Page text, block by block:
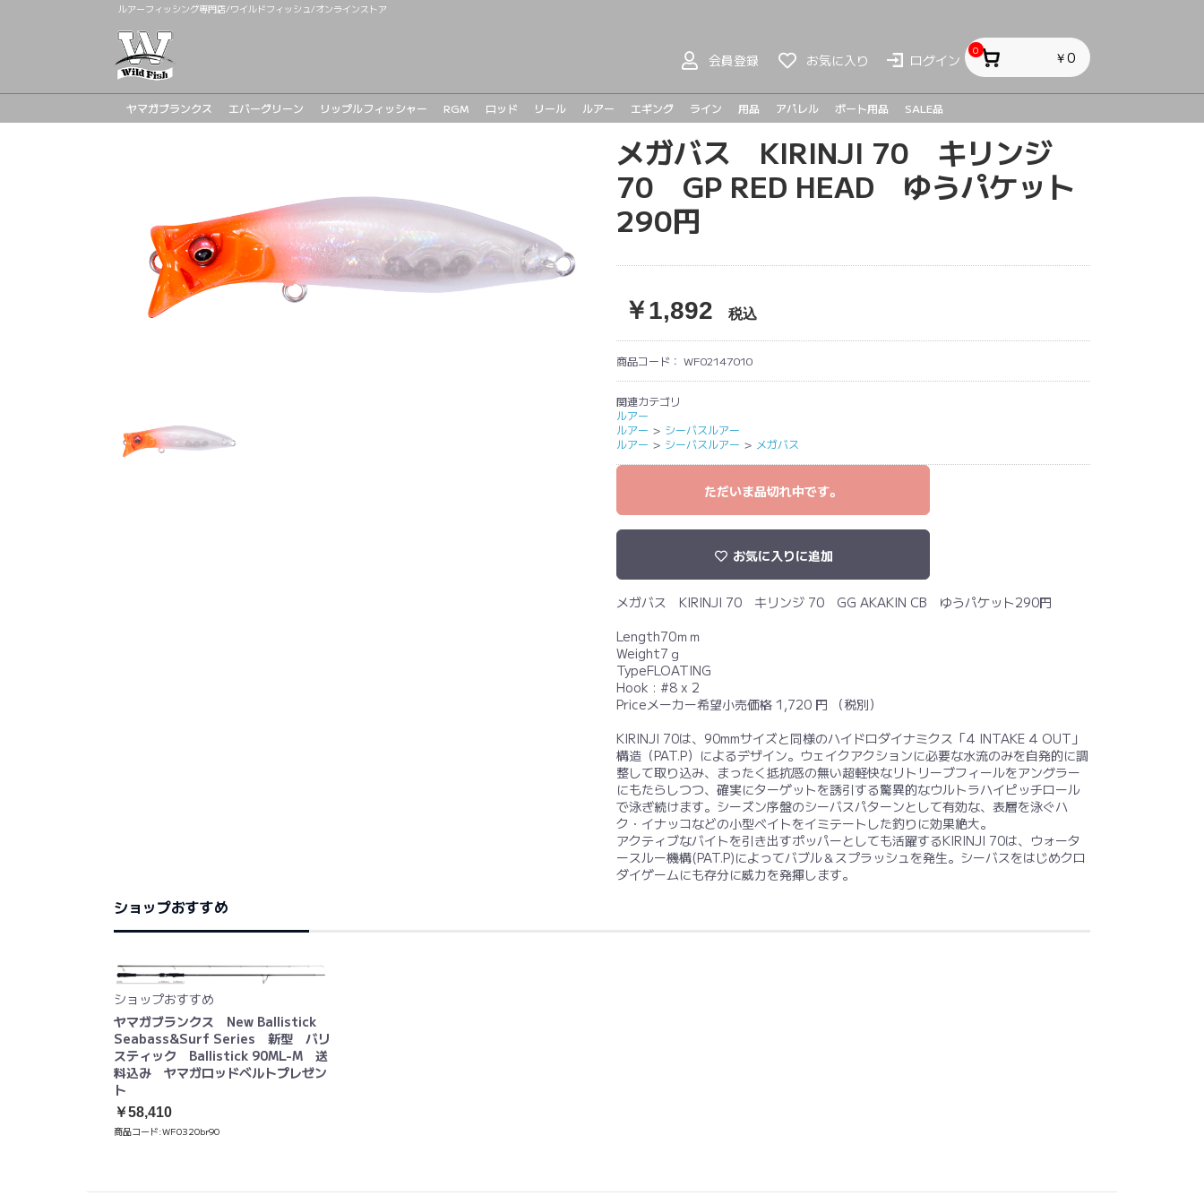
ルアーフィッシング専門店/ワイルドフィッシュ/オンラインストア
会員登録 お気に入り ログイン
0 ￥0
ヤマガブランクス エバーグリーン リップルフィッシャー RGM
ロッド
リール
ルアー
ハンドメイドルアー
バスルアー
シーバスルアー
ライトゲーム
メタルジグ
エギング ライン 用品 アパレル ボート用品 SALE品
メガバス KIRINJI 70 キリンジ
70 GP RED HEAD ゆうパケット
290円
￥1,892 税込
商品コード： WF02147010
関連カテゴリ
ルアー
ルアー ＞ シーバスルアー
ルアー ＞ シーバスルアー ＞ メガバス
ただいま品切れ中です。
お気に入りに追加
メガバス KIRINJI 70 キリンジ 70 GG AKAKIN CB ゆうパケット290円
Length70ｍｍ
Weight7ｇ
TypeFLOATING
Hook : #8 x 2
Priceメーカー希望小売価格 1,720 円 （税別）
KIRINJI 70は、90mmサイズと同様のハイドロダイナミクス「4 INTAKE 4 OUT」
構造（PAT.P）によるデザイン。ウェイクアクションに必要な水流のみを自発的に調
整して取り込み、まったく抵抗感の無い超軽快なリトリーブフィールをアングラー
にもたらしつつ、確実にターゲットを誘引する驚異的なウルトラハイピッチロール
で泳ぎ続けます。シーズン序盤のシーバスパターンとして有効な、表層を泳ぐハ
ク・イナッコなどの小型ベイトをイミテートした釣りに効果絶大。
アクティブなバイトを引き出すポッパーとしても活躍するKIRINJI 70は、ウォータ
ースルー機構(PAT.P)によってバブル＆スプラッシュを発生。シーバスをはじめクロ
ダイゲームにも存分に威力を発揮します。
ショップおすすめ
ショップおすすめ
ヤマガブランクス New Ballistick
Seabass&Surf Series 新型 バリ
スティック Ballistick 90ML-M 送
料込み ヤマガロッドベルトプレゼン
ト
￥58,410
商品コード:WF0320br90